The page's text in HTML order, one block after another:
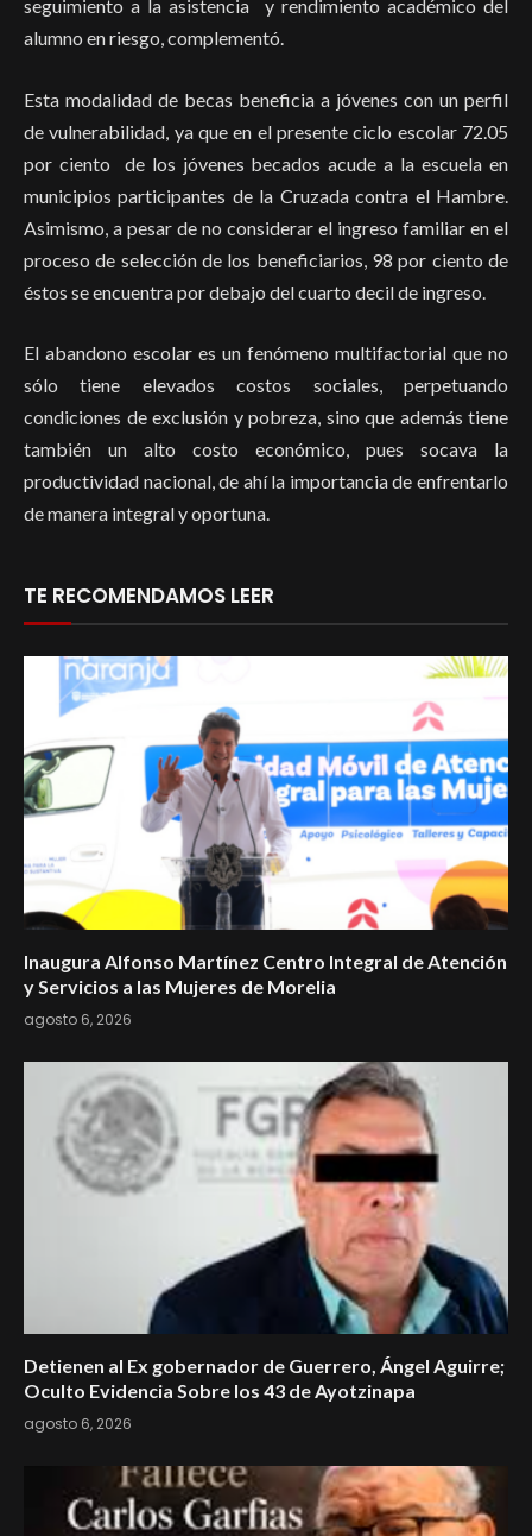
seguimiento a la asistencia y rendimiento académico del
alumno en riesgo, complementó.
Esta modalidad de becas beneficia a jóvenes con un perfil
de vulnerabilidad, ya que en el presente ciclo escolar 72.05
por ciento de los jóvenes becados acude a la escuela en
municipios participantes de la Cruzada contra el Hambre.
Asimismo, a pesar de no considerar el ingreso familiar en el
proceso de selección de los beneficiarios, 98 por ciento de
éstos se encuentra por debajo del cuarto decil de ingreso.
El abandono escolar es un fenómeno multifactorial que no
sólo tiene elevados costos sociales, perpetuando
condiciones de exclusión y pobreza, sino que además tiene
también un alto costo económico, pues socava la
productividad nacional, de ahí la importancia de enfrentarlo
de manera integral y oportuna.
TE RECOMENDAMOS LEER
Inaugura Alfonso Martínez Centro Integral de Atención
y Servicios a las Mujeres de Morelia
agosto 6, 2026
Detienen al Ex gobernador de Guerrero, Ángel Aguirre;
Oculto Evidencia Sobre los 43 de Ayotzinapa
agosto 6, 2026